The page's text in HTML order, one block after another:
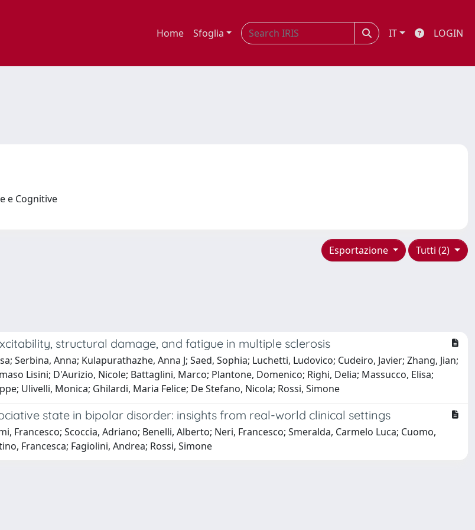
Home Sfoglia IT LOGIN
e Cognitive
Tutti (2)
Esportazione
structural damage, and fatigue in multiple sclerosis
Serbina, Anna; Kulapurathazhe, Anna J; Saed, Sophia; Luchetti, Ludovico; Cudeiro, Javier; Zhang, Jian;
Lisini; D'Aurizio, Nicole; Battaglini, Marco; Plantone, Domenico; Righi, Delia; Massucco, Elisa;
Ulivelli, Monica; Ghilardi, Maria Felice; De Stefano, Nicola; Rossi, Simone
state in bipolar disorder: insights from real-world clinical settings
Francesco; Scoccia, Adriano; Benelli, Alberto; Neri, Francesco; Smeralda, Carmelo Luca; Cuomo,
Francesca; Fagiolini, Andrea; Rossi, Simone